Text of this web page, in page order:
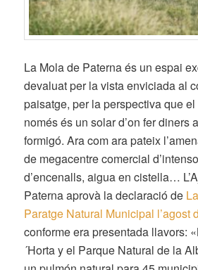
La Mola de Paterna és un espai
devaluat per la vista enviciada al
paisatge, per la perspectiva que
només és un solar d’on fer diners
formigó. Ara com ara pateix
de megacentre comercial
d’encenalls, aigua en cistella…
Paterna aprovà la declaració de
Paratge Natural Municipal l’agost
conforme era presentada llavors:
´Horta y el Parque Natural de la